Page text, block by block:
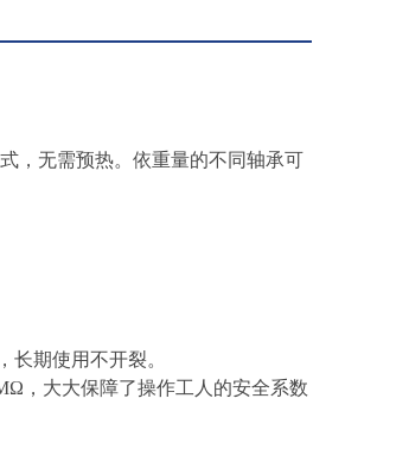
，无需预热。依重量的不同轴承可
期使用不开裂。
，大大保障了操作工人的安全系数